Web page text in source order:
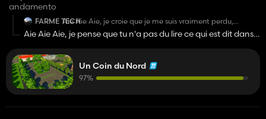
andamento
FARME TECHAie Aie Aie, je croie que je me suis vraiment perdu,
Haulchin, Thiant et Prouvy mdr... Tant que tu y es ajoute
l'aérodrome de Prouvy, non mais sérieusement c'est
représenter le Nord comme ça, c'est vraiment triste
Aie Aie Aie, je pense que tu n'a pas du lire ce qui est dit dans
map a notre inspi et les nom sont attribué à des villes dans la
région. On est libre de laisser court a notre imagination. Sur
ceux, bonne soirée
Un Coin du Nord
97%